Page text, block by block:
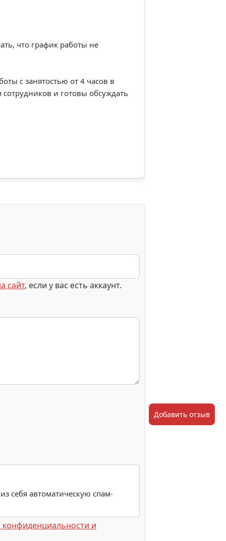
что график работы не
с занятостью от 4 часов в
и готовы обсуждать
сайт, если у вас есть аккаунт.
себя автоматическую спам-
и
Добавить отзыв